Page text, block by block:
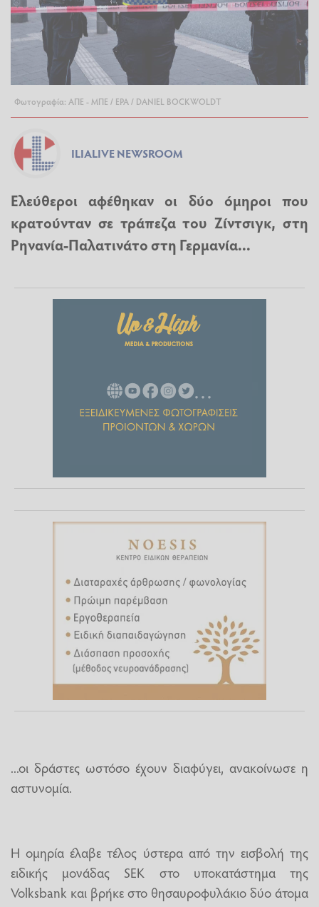
Φωτογραφία: ΑΠΕ - ΜΠΕ / EPA / DANIEL BOCKWOLDT
ILIALIVE NEWSROOM
Ελεύθεροι αφέθηκαν οι δύο όμηροι που
κρατούνταν σε τράπεζα του Ζίντσιγκ, στη
Ρηνανία-Παλατινάτο στη Γερμανία...
...οι δράστες ωστόσο έχουν διαφύγει, ανακοίνωσε η
αστυνομία.
Η ομηρία έλαβε τέλος ύστερα από την εισβολή της
ειδικής μονάδας SEK στο υποκατάστημα της
Volksbank και βρήκε στο θησαυροφυλάκιο δύο άτομα